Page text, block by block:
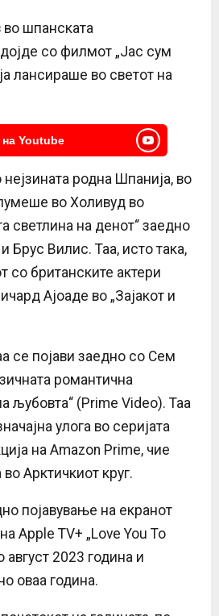
во шпанската
со филмот „Јас сум
лансираше во светот на
Youtube
нејзината родна Шпанија, во
во Холивуд во
светлина на денот“ заедно
Брус Вилис. Таа, исто така,
со британските актери
Ајоаде во „Зајакот и
се појави заедно со Сем
романтична
љубовта“ (Prime Video). Таа
улога во серијата
на Amazon Prime, чие
Арктичкиот круг.
појавување на екранот
Apple TV+ „Love You To
август 2023 година и
оваа година.